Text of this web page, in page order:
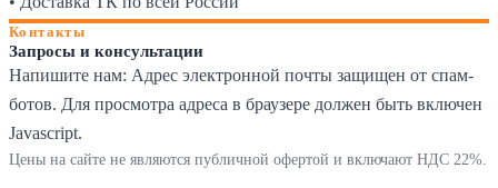
Контакты
Запросы и консультации
Напишите нам: Адрес электронной почты защищен от спам-
ботов. Для просмотра адреса в браузере должен быть включен
Javascript.
Цены на сайте не являются публичной офертой и включают НДС 22%.